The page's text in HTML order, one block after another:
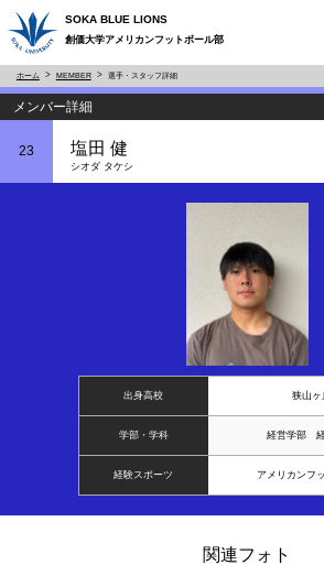
SOKA BLUE LIONS
創価大学アメリカンフットボール部
ホーム MEMBER 選手・スタッフ詳細
メンバー詳細
23 塩田 健
シオダ タケシ
出身高校 狭山ヶ
学部・学科 経営学部
経験スポーツ アメリカンフ
関連フォト